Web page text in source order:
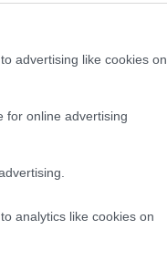
advertising like cookies on
for online advertising
analytics like cookies on
igazi strandi
a vendégeket,
SPA-részleggel is
kád
egészíti ki,